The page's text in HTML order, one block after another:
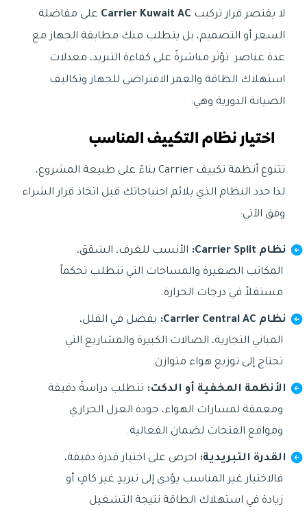
لا يقتصر قرار تركيب Carrier Kuwait AC على مفاضلة
السعر أو التصميم، بل يتطلب منك مطابقة الجهاز مع
عدة عناصر تؤثر مباشرةً على كفاءة التبريد، معدلات
استهلاك الطاقة والعمر الافتراضي للجهاز وتكاليف
الصيانة الدورية وهي:
اختيار نظام التكييف المناسب
تتنوع أنظمة تكييف Carrier بناءً على طبيعة المشروع،
لذا حدد النظام الذي يلائم احتياجاتك قبل اتخاذ قرار الشراء
وفق الآتي:
نظام Carrier Split:
الأنسب للغرف، الشقق،
المكاتب الصغيرة والمساحات التي تتطلب تحكماً
مستقلاً في درجات الحرارة.
نظام Carrier Central AC:
يفضل في الفلل،
المباني التجارية، الصالات الكبيرة والمشاريع التي
تحتاج إلى توزيع هواء متوازن.
الأنظمة المخفية أو الدكت: تتطلب دراسةً دقيقة
ومعمقة لمسارات الهواء، جودة العزل الحراري
ومواقع الفتحات لضمان الفعالية.
القدرة التبريدية: احرص على اختيار قدرة دقيقة،
فالاختيار غير المناسب يؤدي إلى تبريدٍ غير كافٍ أو
زيادة في استهلاك الطاقة نتيجة التشغيل